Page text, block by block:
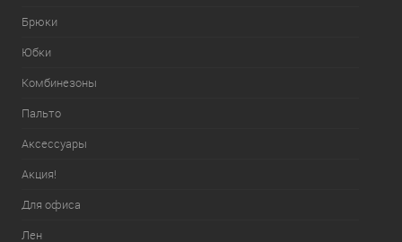
Брюки
Юбки
Комбинезоны
Пальто
Аксессуары
Акция!
Для офиса
Лен